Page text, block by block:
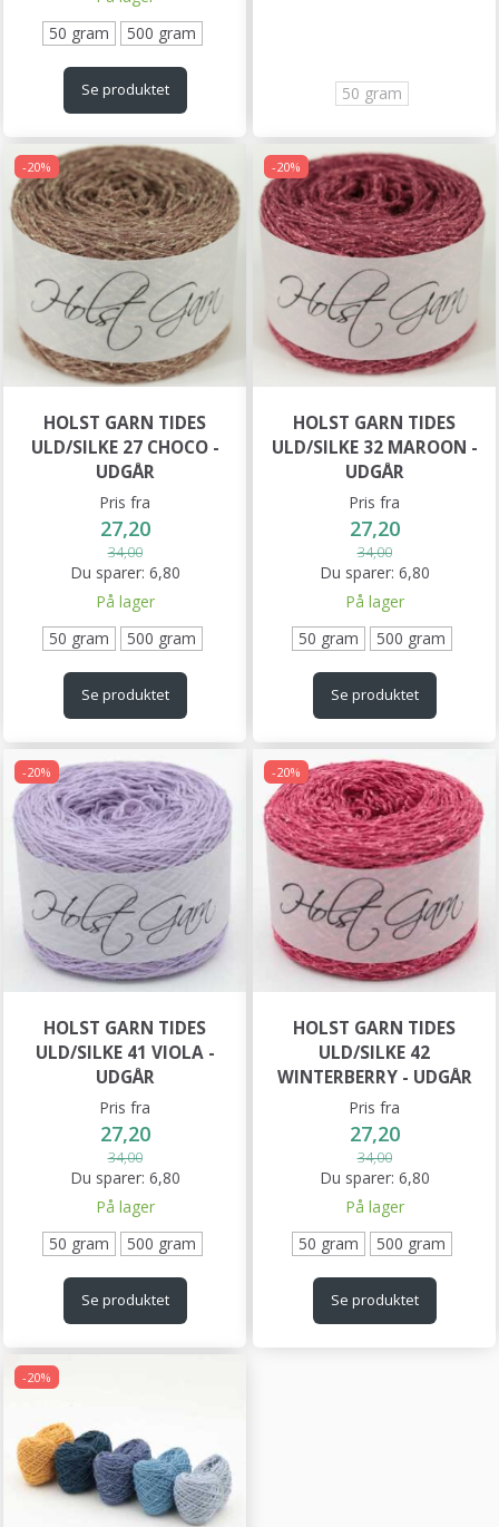
50 gram
500 gram
Se produktet 50 gram
-20%
HOLST GARN TIDES
ULD/SILKE 27 CHOCO -
UDGÅR
Pris fra
27,20
34,00
Du sparer: 6,80
På lager
50 gram
500 gram
Se produktet
-20%
HOLST GARN TIDES
ULD/SILKE 32 MAROON -
UDGÅR
Pris fra
27,20
34,00
Du sparer: 6,80
På lager
50 gram
500 gram
Se produktet
-20%
HOLST GARN TIDES
ULD/SILKE 41 VIOLA -
UDGÅR
Pris fra
27,20
34,00
Du sparer: 6,80
På lager
50 gram
500 gram
Se produktet
-20%
HOLST GARN TIDES
ULD/SILKE 42
WINTERBERRY - UDGÅR
Pris fra
27,20
34,00
Du sparer: 6,80
På lager
50 gram
500 gram
Se produktet
-20%